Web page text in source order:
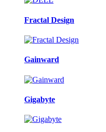
Fractal Design
Gainward
Gigabyte